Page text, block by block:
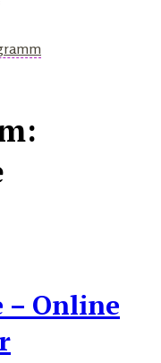
– Online